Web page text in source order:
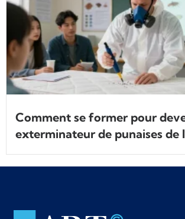
Comment se former pour
exterminateur de punaises de